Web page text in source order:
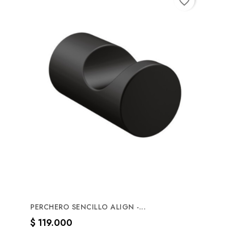
PERCHERO SENCILLO ALIGN -...
Precio
$ 119.000